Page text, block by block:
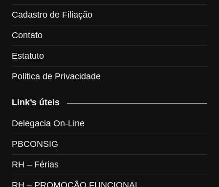
Cadastro de Filiação
Contato
Estatuto
Politica de Privacidade
Link’s úteis
Delegacia On-Line
PBCONSIG
RH – Férias